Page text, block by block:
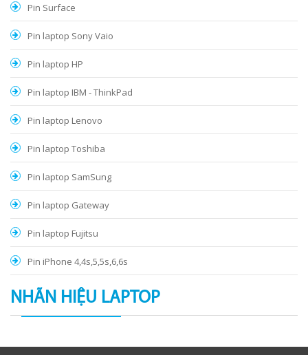
Pin Surface
Pin laptop Sony Vaio
Pin laptop HP
Pin laptop IBM - ThinkPad
Pin laptop Lenovo
Pin laptop Toshiba
Pin laptop SamSung
Pin laptop Gateway
Pin laptop Fujitsu
Pin iPhone 4,4s,5,5s,6,6s
NHÃN HIỆU LAPTOP